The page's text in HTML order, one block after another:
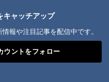
ャッチアップ
報や注目記事を配信中です。
ントをフォロー